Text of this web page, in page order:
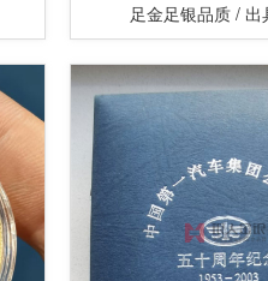
足金足银品质 / 出